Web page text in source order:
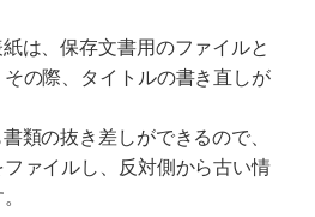
は、保存文書用のファイルと
の際、タイトルの書き直しが
類の抜き差しができるので、
ァイルし、反対側から古い情